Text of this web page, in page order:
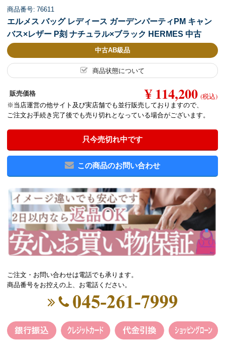
商品番号: 76611
エルメス バッグ レディース ガーデンパーティPM キャン
バス×レザー P刻 ナチュラル×ブラック HERMES 中古
中古AB級品
商品状態について
販売価格 ¥ 114,200 (税込)
※当店運営の他サイト及び実店舗でも並行販売しておりますので、
ご注文お手続き完了後でも売り切れとなっている場合がございます。
只今売切れ中です
この商品のお問い合わせ
ご注文・お問い合わせは電話でも承ります。
商品番号をお控えの上、お電話ください。